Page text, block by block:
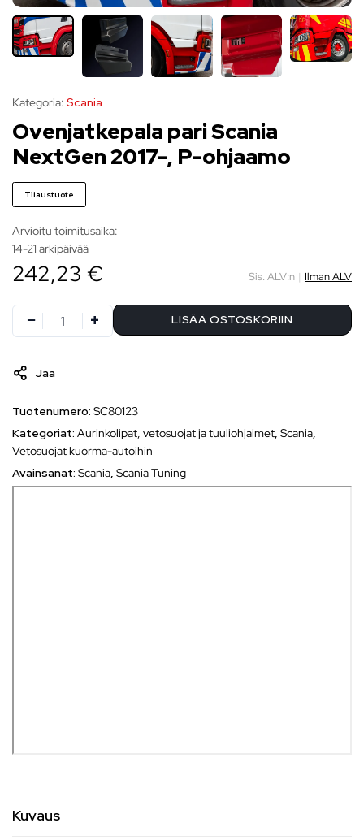
Kategoria: Scania
Ovenjatkepala pari Scania
NextGen 2017-, P-ohjaamo
Tilaustuote
Arvioitu toimitusaika:
14-21 arkipäivää
242,23 € Sis. ALV:n | Ilman ALV
LISÄÄ OSTOSKORIIN
Jaa
Tuotenumero: SC80123
Kategoriat: Aurinkolipat, vetosuojat ja tuuliohjaimet, Scania,
Vetosuojat kuorma-autoihin
Avainsanat: Scania, Scania Tuning
Kuvaus